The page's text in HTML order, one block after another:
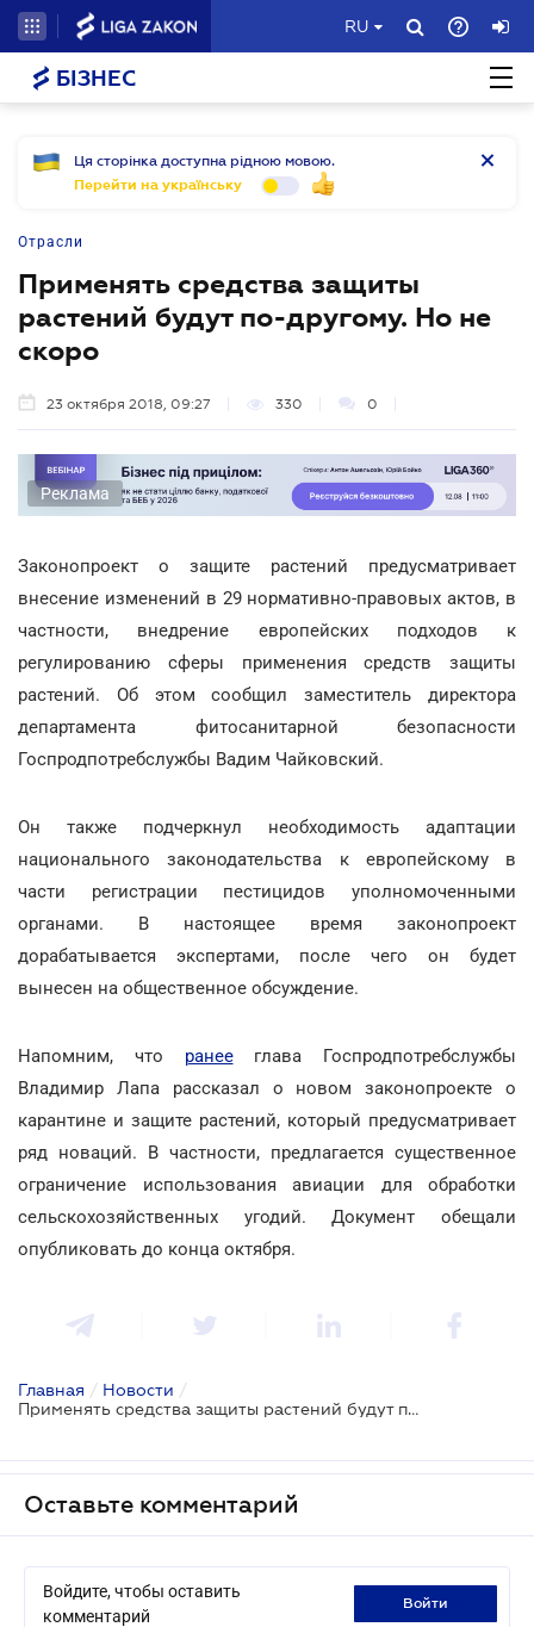
RU
БІЗНЕС
Ця сторінка доступна рідною мовою.
Перейти на українську
Отрасли
Применять средства защиты
растений будут по-другому. Но не
скоро
23 октября 2018, 09:27 330 0
Реклама
Законопроект о защите растений предусматривает
внесение изменений в 29 нормативно-правовых актов, в
частности, внедрение европейских подходов к
регулированию сферы применения средств защиты
растений. Об этом сообщил заместитель директора
департамента фитосанитарной безопасности
Госпродпотребслужбы Вадим Чайковский.
Он также подчеркнул необходимость адаптации
национального законодательства к европейскому в
части регистрации пестицидов уполномоченными
органами. В настоящее время законопроект
дорабатывается экспертами, после чего он будет
вынесен на общественное обсуждение.
Напомним, что ранееглава Госпродпотребслужбы
Владимир Лапа рассказал о новом законопроекте о
карантине и защите растений, который предусматривает
ряд новаций. В частности, предлагается существенное
ограничение использования авиации для обработки
сельскохозяйственных угодий. Документ обещали
опубликовать до конца октября.
Главная / Новости /
Применять средства защиты растений будут по-другому. Но не скоро
Оставьте комментарий
Войдите, чтобы оставить
комментарий
войти